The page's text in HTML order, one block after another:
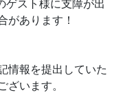
スト様に支障が出
があります！
情報を提出していた
います。